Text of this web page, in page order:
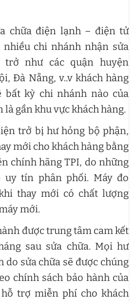
chữa điện lạnh – điện tử
nhiều chi nhánh nhận sửa
trở như các quận huyện
Đà Nẵng, v..v khách hàng
bất kỳ chi nhánh nào của
gần khu vực khách hàng.
trở bị hư hỏng bộ phận,
mới cho khách hàng bằng
chính hãng TPI, do những
uy tín phân phối. Máy đo
thay mới có chất lượng
mới.
được trung tâm cam kết
sau sửa chữa. Mọi hư
do sửa chữa sẽ được chúng
chính sách bảo hành của
trợ miễn phí cho khách